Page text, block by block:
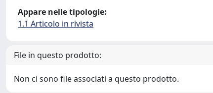
Appare nelle tipologie:
1.1 Articolo in rivista
File in questo prodotto:
Non ci sono file associati a questo prodotto.